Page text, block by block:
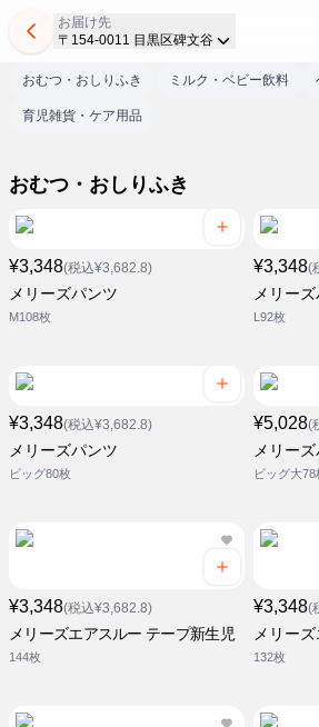
お届け先
〒154-0011 目黒区碑文谷
おむつ・おしりふき ミルク・ベビー飲料
育児雑貨・ケア用品
おむつ・おしりふき
¥3,348(税込¥3,682.8)
メリーズパンツ
M108枚
¥3,348(
メリー
L92枚
¥3,348(税込¥3,682.8)
メリーズパンツ
ビッグ80枚
¥5,028(
メリー
ビッグ大78
¥3,348(税込¥3,682.8)
メリーズエアスルー テープ新生児
144枚
¥3,348(
メリー
132枚